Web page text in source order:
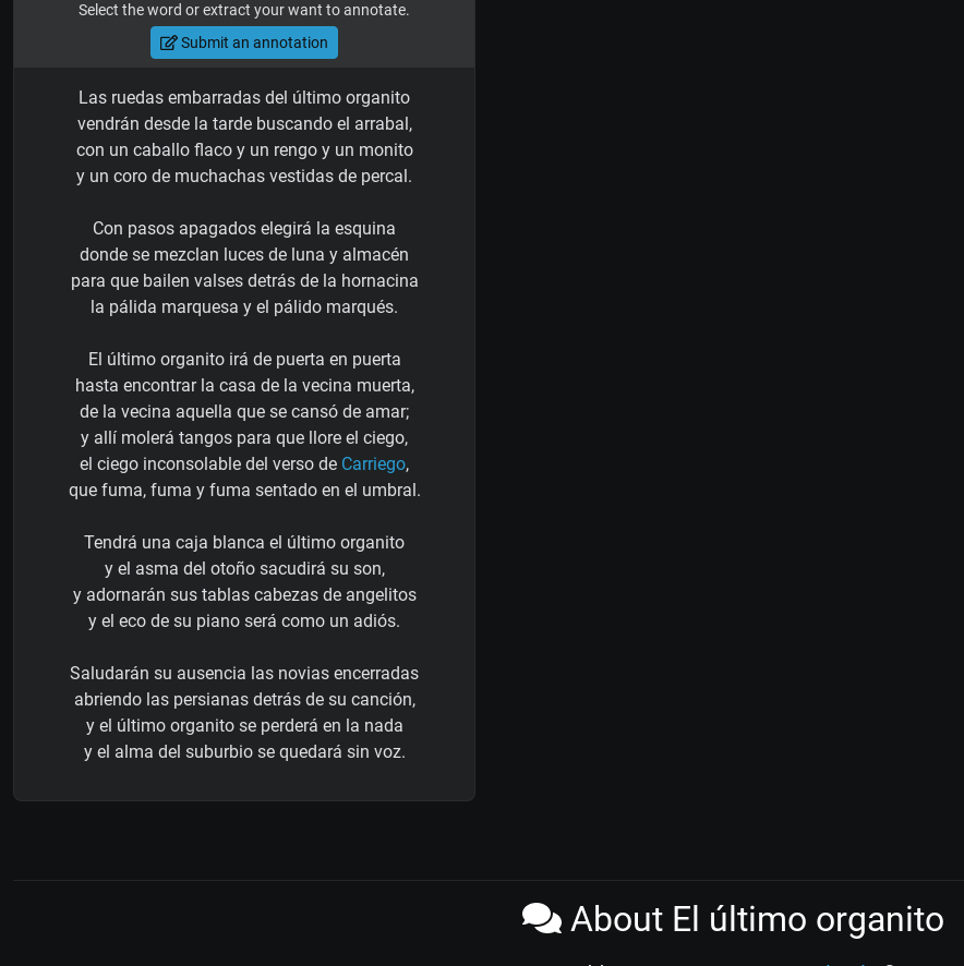
Select the word or extract your want to annotate.
Submit an annotation
Las ruedas embarradas del último organito
vendrán desde la tarde buscando el arrabal,
con un caballo flaco y un rengo y un monito
y un coro de muchachas vestidas de percal.
Con pasos apagados elegirá la esquina
donde se mezclan luces de luna y almacén
para que bailen valses detrás de la hornacina
la pálida marquesa y el pálido marqués.
El último organito irá de puerta en puerta
hasta encontrar la casa de la vecina muerta,
de la vecina aquella que se cansó de amar;
y allí molerá tangos para que llore el ciego,
el ciego inconsolable del verso de Carriego,
que fuma, fuma y fuma sentado en el umbral.
Tendrá una caja blanca el último organito
y el asma del otoño sacudirá su son,
y adornarán sus tablas cabezas de angelitos
y el eco de su piano será como un adiós.
Saludarán su ausencia las novias encerradas
abriendo las persianas detrás de su canción,
y el último organito se perderá en la nada
y el alma del suburbio se quedará sin voz.
About El último organito